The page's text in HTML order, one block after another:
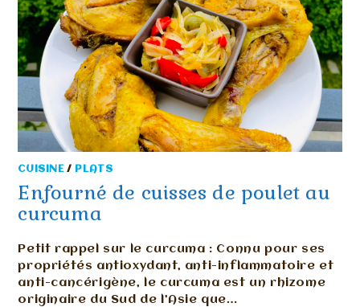
CUISINE/ PLATS
Enfourné de cuisses de poulet au
curcuma
Petit rappel sur le curcuma : Connu pour ses
propriétés antioxydant, anti-inflammatoire et
anti-cancérigène, le curcuma est un rhizome
originaire du Sud de l’Asie que…